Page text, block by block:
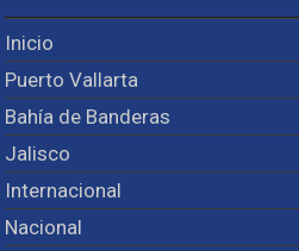
Inicio
Puerto Vallarta
Bahía de Banderas
Jalisco
Internacional
Nacional